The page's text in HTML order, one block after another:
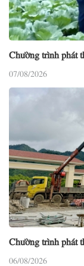
Chường trình phát
07/08/2026
Chường trình phát
06/08/2026